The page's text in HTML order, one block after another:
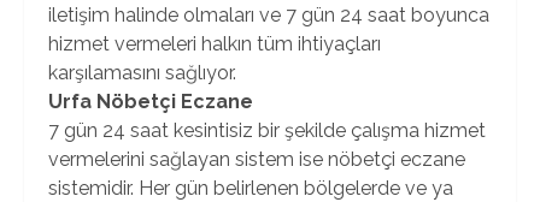
iletişim halinde olmaları ve 7 gün 24 saat boyunca
hizmet vermeleri halkın tüm ihtiyaçları
karşılamasını sağlıyor.
Urfa Nöbetçi Eczane
7 gün 24 saat kesintisiz bir şekilde çalışma hizmet
vermelerini sağlayan sistem ise nöbetçi eczane
sistemidir. Her gün belirlenen bölgelerde ve ya